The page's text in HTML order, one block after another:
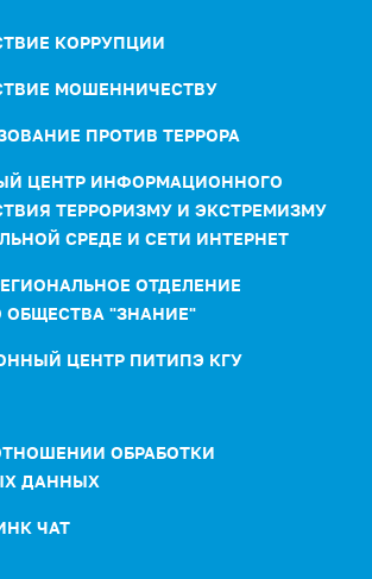
КОРРУПЦИИ
МОШЕННИЧЕСТВУ
ПРОТИВ ТЕРРОРА
ЦЕНТР ИНФОРМАЦИОННОГО
ТЕРРОРИЗМУ И ЭКСТРЕМИЗМУ
СРЕДЕ И СЕТИ ИНТЕРНЕТ
ОТДЕЛЕНИЕ
ОБЩЕСТВА "ЗНАНИЕ"
ЦЕНТР ПИТИПЭ КГУ
ОБРАБОТКИ
ДАННЫХ
ЧАТ